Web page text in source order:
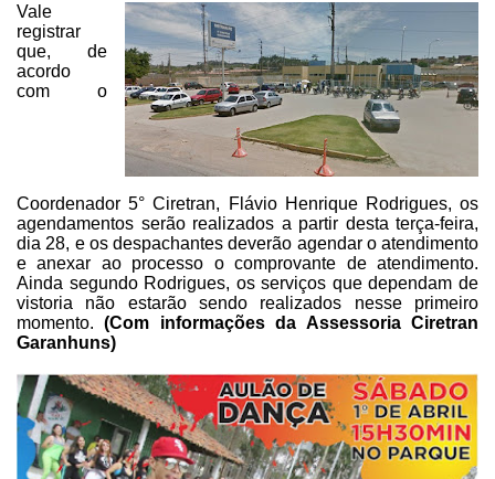
Vale
registrar
que, de
acordo
com o
Coordenador 5° Ciretran, Flávio HenriqueRodrigues, os
agendamentos serão realizados a partir desta terça-feira,
dia 28, e os despachantes deverão agendar o atendimento
e anexar ao processo ocomprovante de atendimento.
Ainda segundo Rodrigues, os serviços que dependam de
vistoria não estarão sendo realizados nesse primeiro
momento.(Com informações da Assessoria Ciretran
Garanhuns)